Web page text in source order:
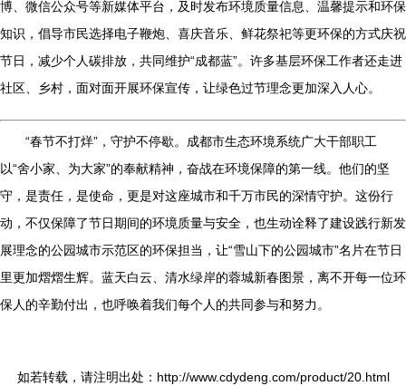
博、微信公众号等新媒体平台，及时发布环境质量信息、温馨提示和环保
知识，倡导市民选择电子鞭炮、喜庆音乐、鲜花祭祀等更环保的方式庆祝
节日，减少个人碳排放，共同维护“成都蓝”。许多基层环保工作者还走进
社区、乡村，面对面开展环保宣传，让绿色过节理念更加深入人心。
“春节不打烊”，守护不停歇。成都市生态环境系统广大干部职工
以“舍小家、为大家”的奉献精神，奋战在环境保障的第一线。他们的坚
守，是责任，是使命，更是对这座城市和千万市民的深情守护。这份行
动，不仅保障了节日期间的环境质量与安全，也生动诠释了建设践行新发
展理念的公园城市示范区的环保担当，让“雪山下的公园城市”名片在节日
里更加熠熠生辉。蓝天白云、清水绿岸的蓉城新春图景，离不开每一位环
保人的辛勤付出，也呼唤着我们每个人的共同参与和努力。
如若转载，请注明出处：http://www.cdydeng.com/product/20.html